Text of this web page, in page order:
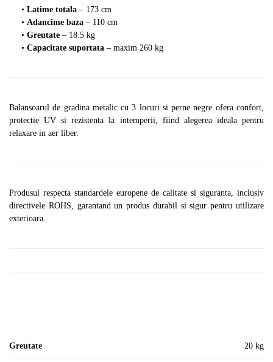
• Latime totala – 173 cm
• Adancime baza – 110 cm
• Greutate – 18.5 kg
• Capacitate suportata – maxim 260 kg
Balansoarul de gradina metalic cu 3 locuri si perne negre ofera confort,
protectie UV si rezistenta la intemperii, fiind alegerea ideala pentru
relaxare in aer liber.
Produsul respecta standardele europene de calitate si siguranta, inclusiv
directivele ROHS, garantand un produs durabil si sigur pentru utilizare
exterioara.
Greutate 20 kg